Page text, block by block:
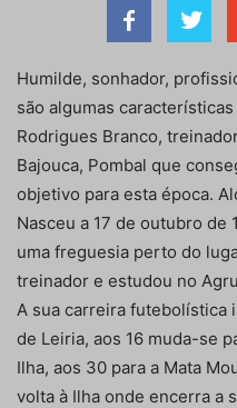
Humilde, sonhador,
são algumas
Rodrigues Branco,
Bajouca, Pombal que
objetivo para esta época.
Nasceu a 17 de outubro de
uma freguesia perto do
treinador e estudou no
A sua carreira futebolística
de Leiria, aos 16 muda-se
Ilha, aos 30 para a Mata
volta à Ilha onde encerra a